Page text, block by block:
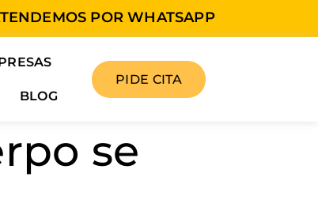
POR WHATSAPP
BLOG
PIDE CITA
se